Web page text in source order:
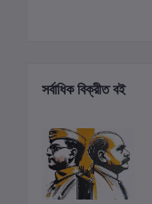
সর্বাধিক বিক্রীত বই